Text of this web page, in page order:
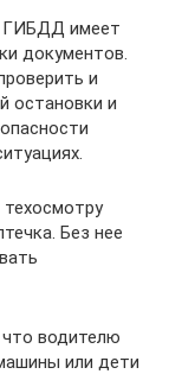
ГИБДД имеет
документов.
и
остановки и
Без нее
водителю
или дети